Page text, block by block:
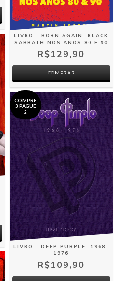
LIVRO - BORN AGAIN: BLACK
SABBATH NOS ANOS 80 E 90
R$129,90
COMPRAR
COMPRE
3 PAGUE
2
LIVRO - DEEP PURPLE: 1968-
1976
R$109,90